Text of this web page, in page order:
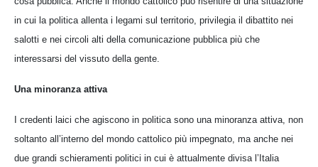
in cui la politica allenta i legami sul territorio, privilegia il dibattito nei
salotti e nei circoli alti della comunicazione pubblica più che
interessarsi del vissuto della gente.
Una minoranza attiva
I credenti laici che agiscono in politica sono una minoranza attiva, non
soltanto all’interno del mondo cattolico più impegnato, ma anche nei
due grandi schieramenti politici in cui è attualmente divisa l’Italia